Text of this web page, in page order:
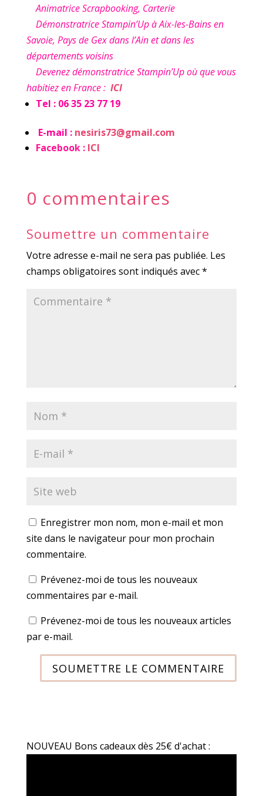
Animatrice Scrapbooking, Carterie
Démonstratrice Stampin’Up à Aix-les-Bains en
Savoie, Pays de Gex dans l’Ain et dans les
départements voisins
Devenez démonstratrice Stampin’Up où que vous
habitiez en France : ICI
Tel : 06 35 23 77 19
E-mail : nesiris73@gmail.com
Facebook : ICI
0 commentaires
Soumettre un commentaire
Votre adresse e-mail ne sera pas publiée. Les
champs obligatoires sont indiqués avec*
Enregistrer mon nom, mon e-mail et mon
site dans le navigateur pour mon prochain
commentaire.
Prévenez-moi de tous les nouveaux
commentaires par e-mail.
Prévenez-moi de tous les nouveaux articles
par e-mail.
SOUMETTRE LE COMMENTAIRE
NOUVEAU Bons cadeaux dès 25€ d'achat :